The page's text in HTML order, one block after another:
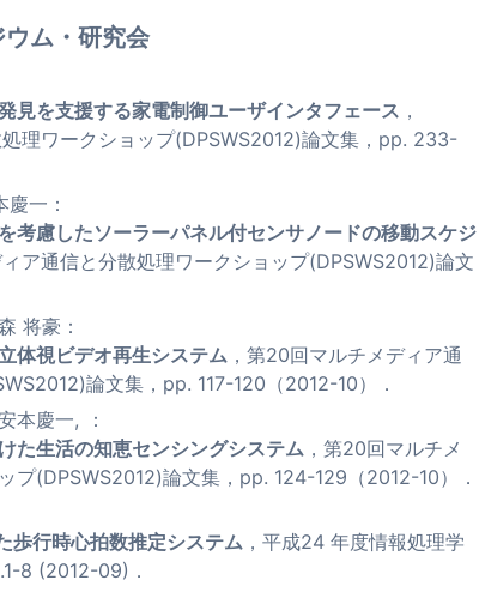
ム・研究会
見を支援する家電制御ユーザインタフェース ，
理ワークショップ(DPSWS2012)論文集，pp. 233-
一：
考慮したソーラーパネル付センサノードの移動スケジ
ア通信と分散処理ワークショップ(DPSWS2012)論文
将豪：
体視ビデオ再生システム ，第20回マルチメディア通
論文集，pp. 117-120（2012-10）．
本慶一, ：
た生活の知恵センシングシステム ，第20回マルチメ
プ(DPSWS2012)論文集，pp. 124-129（2012-10）．
歩行時心拍数推定システム ，平成24 年度情報処理学
8 (2012-09)．